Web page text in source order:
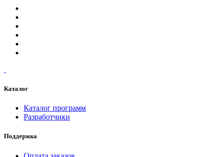
Каталог
Каталог программ
Разработчики
Поддержка